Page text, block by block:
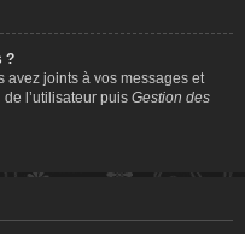
?
avez joints à vos messages et
l’utilisateur puis Gestion des